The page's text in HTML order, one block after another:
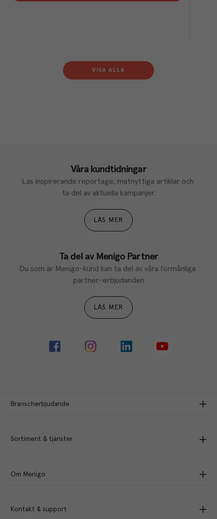
VISA ALLA
Våra kundtidningar
Läs inspirerande reportage, matnyttiga artiklar och
ta del av aktuella kampanjer.
LÄS MER
Ta del av Menigo Partner
Du som är Menigo-kund kan ta del av våra förmånliga
partner-erbjudanden
LÄS MER
Branscherbjudande
Sortiment & tjänster
Om Menigo
Kontakt & support